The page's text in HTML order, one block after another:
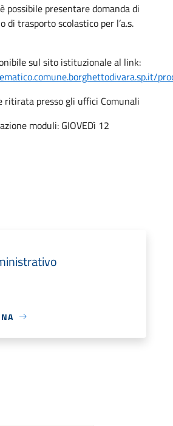
possibile presentare domanda di
di trasporto scolastico per l’a.s.
sul sito istituzionale al link:
ritirata presso gli uffici Comunali
moduli: GIOVEDì 12